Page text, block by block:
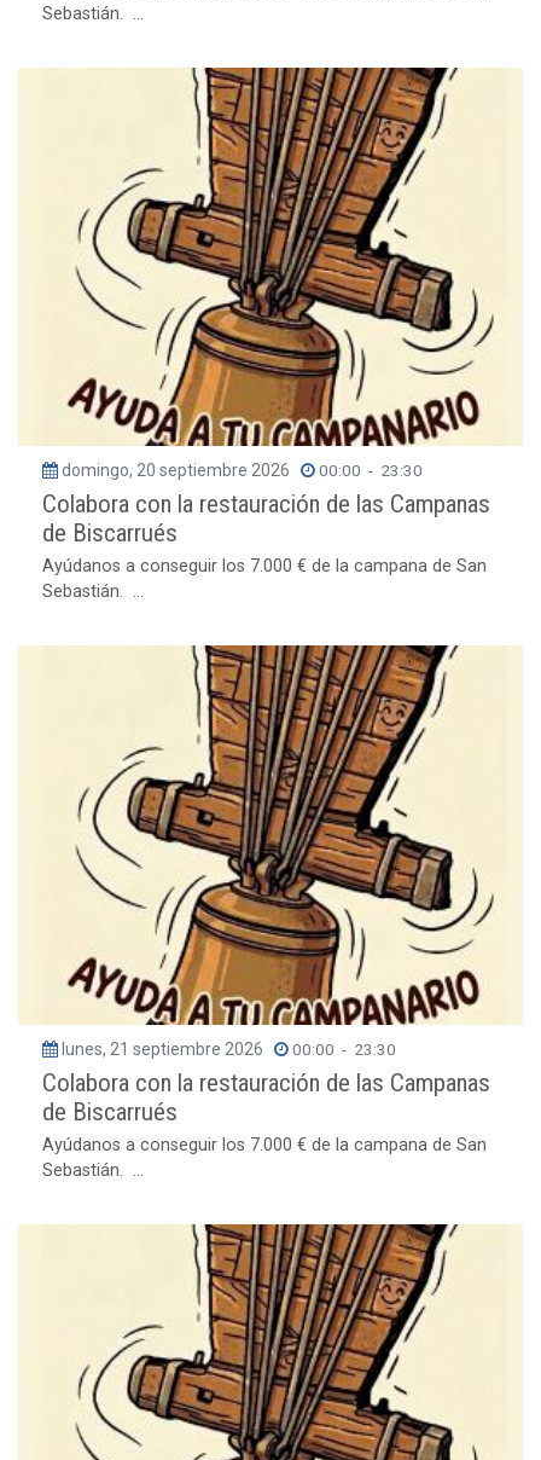
Sebastián. ...
domingo, 20 septiembre 2026 00:00 - 23:30
Colabora con la restauración de las Campanas
de Biscarrués
Ayúdanos a conseguir los 7.000 € de la campana de San
Sebastián. ...
lunes, 21 septiembre 2026 00:00 - 23:30
Colabora con la restauración de las Campanas
de Biscarrués
Ayúdanos a conseguir los 7.000 € de la campana de San
Sebastián. ...